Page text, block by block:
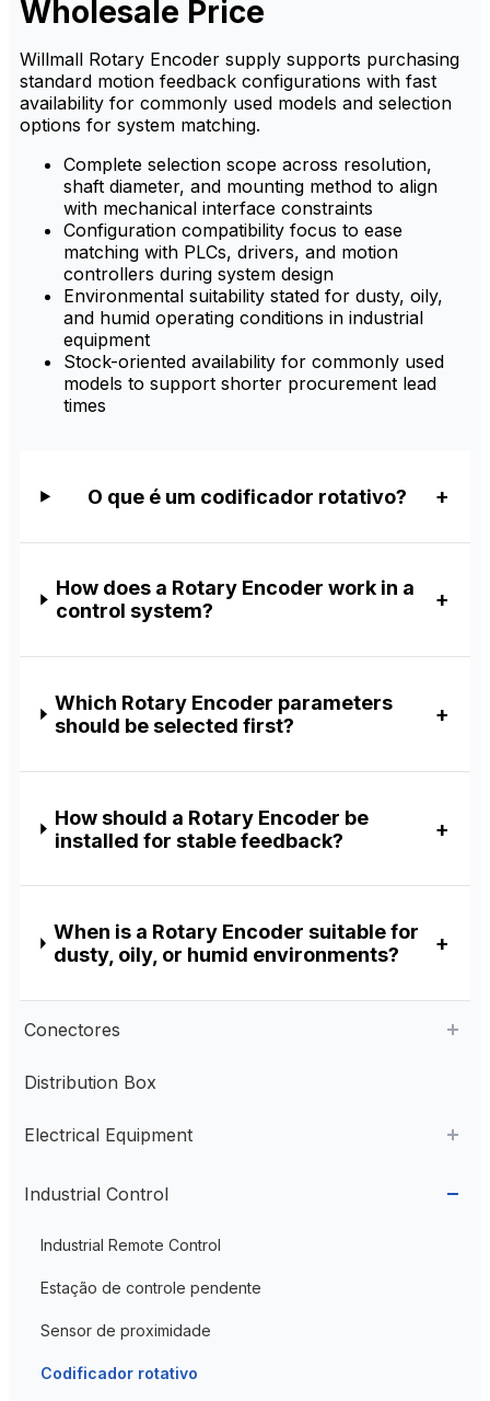
Wholesale Price
Willmall Rotary Encoder supply supports purchasing
standard motion feedback configurations with fast
availability for commonly used models and selection
options for system matching.
Complete selection scope across resolution,
shaft diameter, and mounting method to align
with mechanical interface constraints
Configuration compatibility focus to ease
matching with PLCs, drivers, and motion
controllers during system design
Environmental suitability stated for dusty, oily,
and humid operating conditions in industrial
equipment
Stock-oriented availability for commonly used
models to support shorter procurement lead
times
O que é um codificador rotativo?
How does a Rotary Encoder work in a
control system?
Which Rotary Encoder parameters
should be selected first?
How should a Rotary Encoder be
installed for stable feedback?
When is a Rotary Encoder suitable for
dusty, oily, or humid environments?
Conectores
Aviation Connector
Plastic Aviation Connector
Cable Glands
Distribution Box
Electrical Equipment
AC Contactor
Current Transformer
High Voltage Current Transformer
Low Voltage Current Transformer
Residual Current Transformer
Transformer
Industrial Control
Industrial Remote Control
Estação de controle pendente
Sensor de proximidade
Codificador rotativo